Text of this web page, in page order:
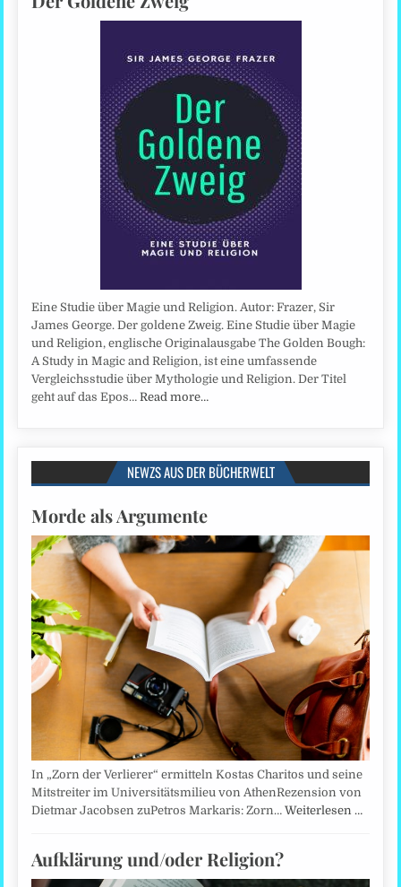
Eine Studie über Magie und Religion. Autor: Frazer, Sir
James George. Der goldene Zweig. Eine Studie über Magie
und Religion, englische Originalausgabe The Golden Bough:
A Study in Magic and Religion, ist eine umfassende
Vergleichsstudie über Mythologie und Religion. Der Titel
geht auf das Epos…Read more…
NEWZS AUS DER BÜCHERWELT
Morde als Argumente
In „Zorn der Verlierer“ ermitteln Kostas Charitos und seine
Mitstreiter im Universitätsmilieu von AthenRezension von
Dietmar Jacobsen zuPetros Markaris: Zorn…Weiterlesen …
Aufklärung und/oder Religion?